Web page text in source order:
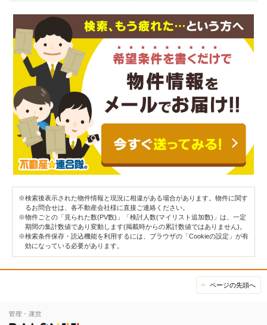
※検索後表示された物件情報と現況に相違がある場合があります。物件に関す
るお問合せは、各不動産会社様に直接ご連絡ください。
※物件ごとの「見られた数(PV数)」「検討人数(マイリスト追加数)」は、一定
期間の集計数値であり変動します(掲載時からの累計数値ではありません)。
※検索条件保存・読込機能を利用するには、ブラウザの「Cookieの設定」が有
効になっている必要があります。
ページの先頭へ